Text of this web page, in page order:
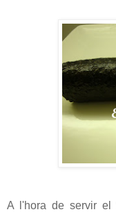
A l'hora de servir el